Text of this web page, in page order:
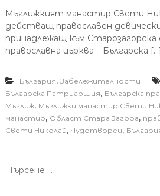
Мъглижкият манастир Свети
действащ православен
принадлежащ към Старозагорска
православна църква – Българска […]
България, Забележителности
Българска Патриаршия, Българска
Мъглиж, Мъглижки манастир Свети
манастир, Област Стара Загора,
Свети Николай, Чудотворец,
Т